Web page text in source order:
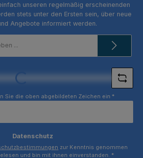
unseren regelmäßig erscheinenden
stets unter den Ersten sein, über neue
Angebote informiert werden.
Loading...
Sie die oben abgebildeten Zeichen ein *
Datenschutz
zur Kenntnis genommen
und bin mit ihnen einverstanden. *